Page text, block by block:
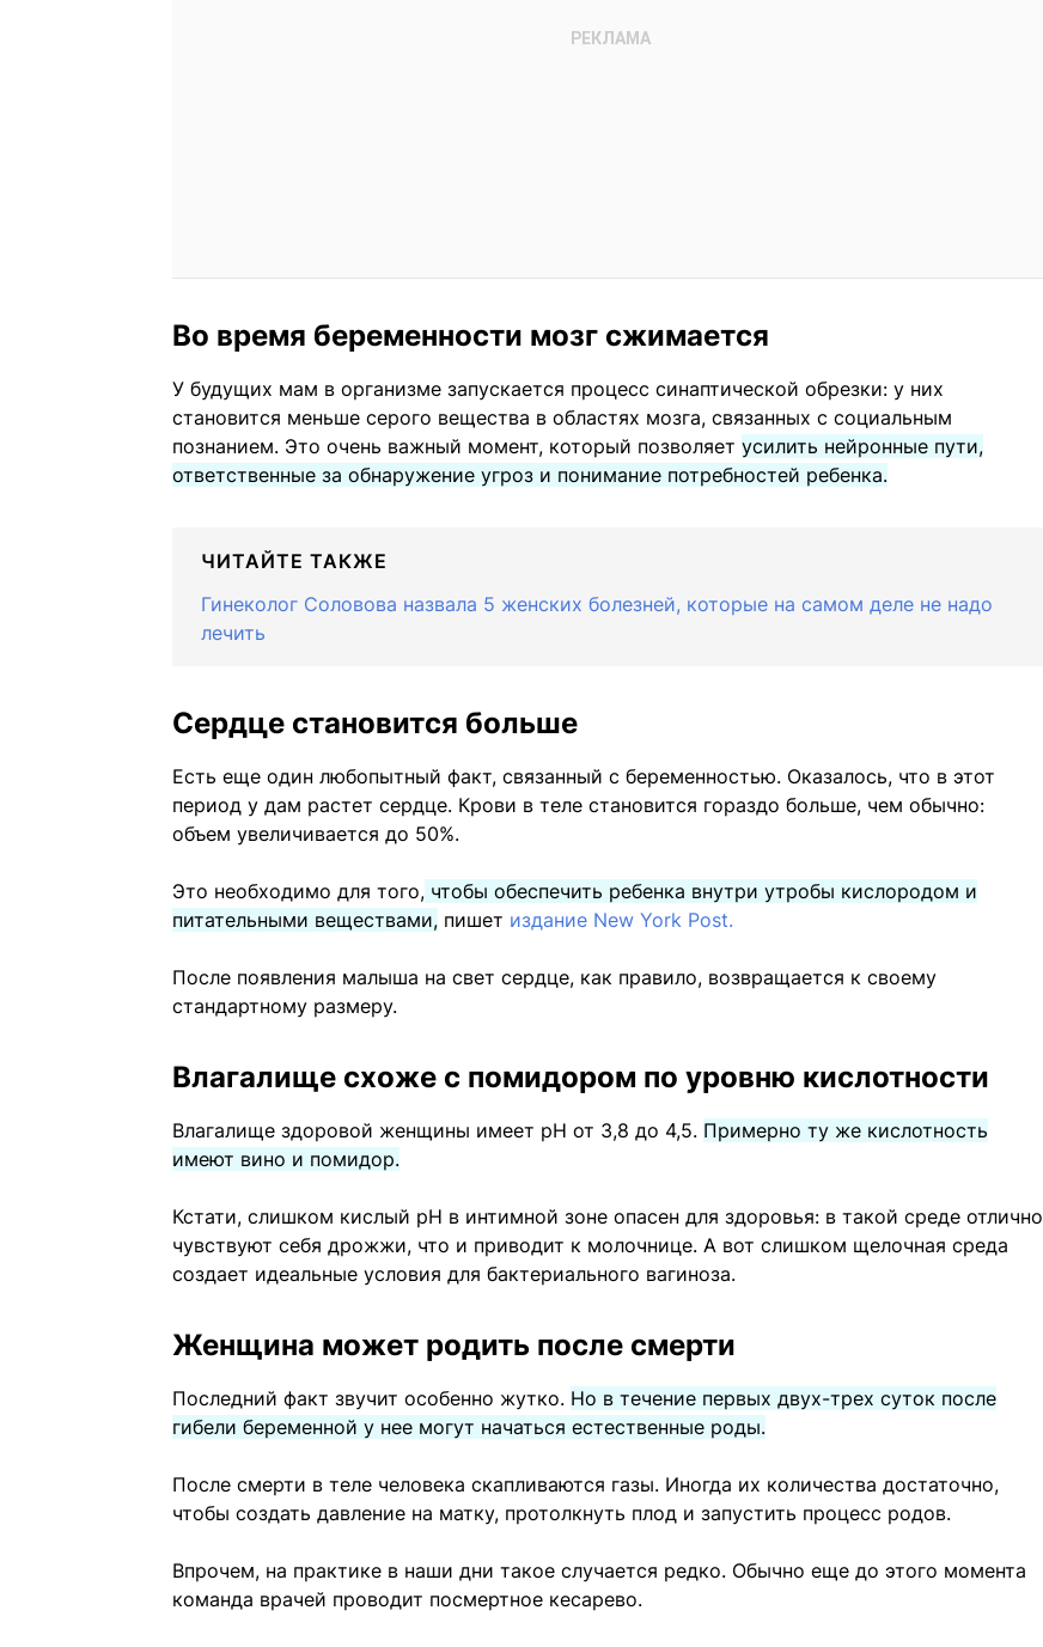
Во время беременности мозг сжимается
У будущих мам в организме запускается процесс синаптической обрезки: у них
становится меньше серого вещества в областях мозга, связанных с социальным
познанием. Это очень важный момент, который позволяет усилить нейронные пути,
ответственные за обнаружение угроз и понимание потребностей ребенка.
ЧИТАЙТЕ ТАКЖЕ
Гинеколог Соловова назвала 5 женских болезней, которые на самом деле не надо
лечить
Сердце становится больше
Есть еще один любопытный факт, связанный с беременностью. Оказалось, что в этот
период у дам растет сердце. Крови в теле становится гораздо больше, чем обычно:
объем увеличивается до 50%.
Это необходимо для того, чтобы обеспечить ребенка внутри утробы кислородом и
питательными веществами, пишет издание New York Post.
После появления малыша на свет сердце, как правило, возвращается к своему
стандартному размеру.
Влагалище схоже с помидором по уровню кислотности
Влагалище здоровой женщины имеет pH от 3,8 до 4,5. Примерно ту же кислотность
имеют вино и помидор.
Кстати, слишком кислый pH в интимной зоне опасен для здоровья: в такой среде отлично
чувствуют себя дрожжи, что и приводит к молочнице. А вот слишком щелочная среда
создает идеальные условия для бактериального вагиноза.
Женщина может родить после смерти
Последний факт звучит особенно жутко. Но в течение первых двух-трех суток после
гибели беременной у нее могут начаться естественные роды.
После смерти в теле человека скапливаются газы. Иногда их количества достаточно,
чтобы создать давление на матку, протолкнуть плод и запустить процесс родов.
Впрочем, на практике в наши дни такое случается редко. Обычно еще до этого момента
команда врачей проводит посмертное кесарево.